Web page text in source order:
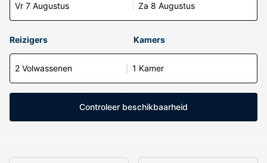
Vr 7 Augustus Za 8 Augustus
Reizigers Kamers
2 Volwassenen 1 Kamer
Controleer beschikbaarheid